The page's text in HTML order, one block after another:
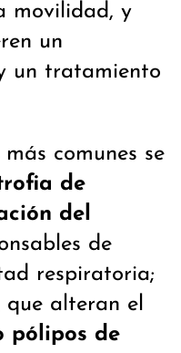
movilidad, y
un
un tratamiento
comunes se
de
del
de
respiratoria;
que alteran el
pólipos de